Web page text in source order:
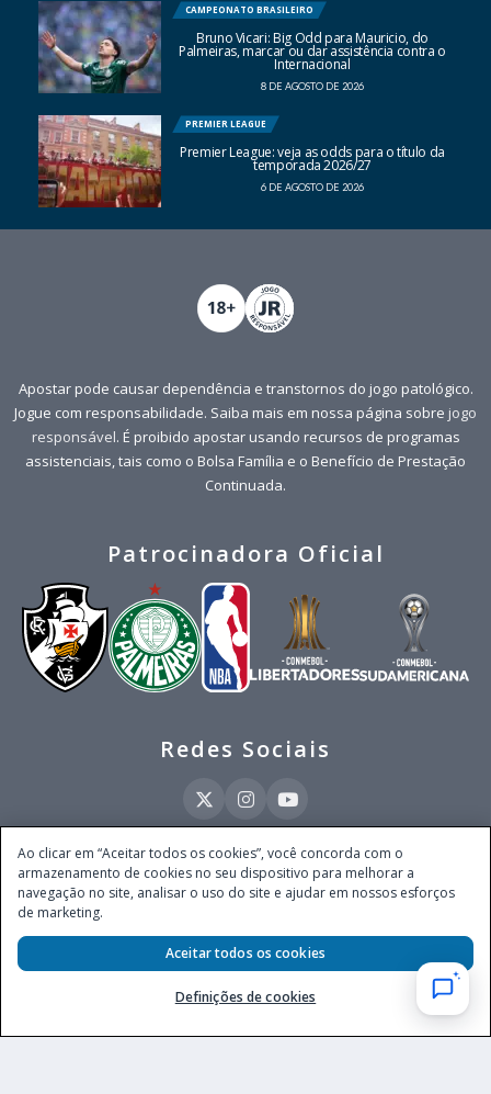
CAMPEONATO BRASILEIRO
Bruno Vicari: Big Odd para Mauricio, do
Palmeiras, marcar ou dar assistência contra o
Internacional
8 DE AGOSTO DE 2026
PREMIER LEAGUE
Premier League: veja as odds para o título da
temporada 2026/27
6 DE AGOSTO DE 2026
Apostar pode causar dependência e transtornos do jogo patológico.
Jogue com responsabilidade. Saiba mais em nossa página sobre jogo
responsável. É proibido apostar usando recursos de programas
assistenciais, tais como o Bolsa Família e o Benefício de Prestação
Continuada.
Patrocinadora Oficial
Redes Sociais
Este site é operado pela Ventmear Brasil LTDA (CNPJ 52.868.380/0001-84), com
endereço na Avenida Brigadeiro Faria Lima, nº 4.055, 3º andar, Itaim Bibi, no
Município de São Paulo, Estado de São Paulo, CEP 04538-133, Brasil - empresa
autorizada a operar apostas de quota fixa em todo território nacional pela
Secretaria de Prêmios e Apostas do Ministério da Fazenda, conforme Portaria nº
247, de 07.02.2025, publicada no DOU em 11.2.2025.
Ao clicar em “Aceitar todos os cookies”, você concorda com o
armazenamento de cookies no seu dispositivo para melhorar a
navegação no site, analisar o uso do site e ajudar em nossos esforços
de marketing.
Definições de cookies
Aceitar todos os cookies